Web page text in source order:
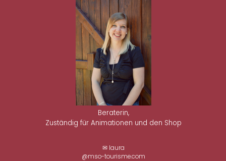
Beraterin,
Zuständig für Animationen und den Shop
✉ laura
@mso-tourisme.com